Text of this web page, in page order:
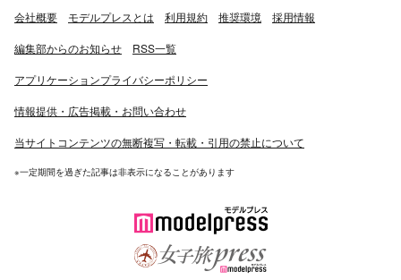
会社概要 モデルプレスとは 利用規約 推奨環境 採用情報
編集部からのお知らせ RSS一覧
アプリケーションプライバシーポリシー
情報提供・広告掲載・お問い合わせ
当サイトコンテンツの無断複写・転載・引用の禁止について
※一定期間を過ぎた記事は非表示になることがあります